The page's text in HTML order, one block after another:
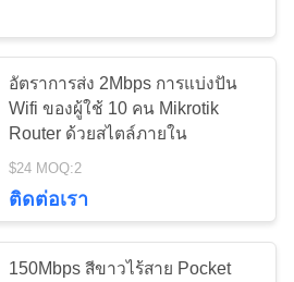
4G LTE
62
38
อัตราการส่ง 2Mbps การแบ่งปัน
Wifi ของผู้ใช้ 10 คน Mikrotik
Router ด้วยสไตล์ภายใน
$24 MOQ:2
ติดต่อเรา
150Mbps สีขาวไร้สาย Pocket